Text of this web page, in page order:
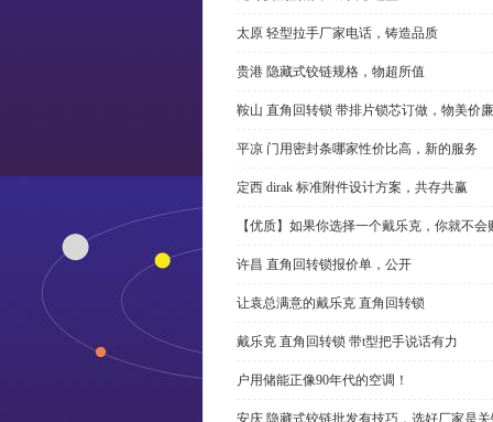
太原 轻型拉手厂家电话，铸造品质
贵港 隐藏式铰链规格，物超所值
鞍山 直角回转锁 带排片锁芯订做，物美价廉
平凉 门用密封条哪家性价比高，新的服务
定西 dirak 标准附件设计方案，共存共赢
【优质】如果你选择一个戴乐克，你就不
许昌 直角回转锁报价单，公开
让袁总满意的戴乐克 直角回转锁
戴乐克 直角回转锁 带t型把手说话有力
户用储能正像90年代的空调！
安庆 隐藏式铰链批发有技巧，选好厂家是